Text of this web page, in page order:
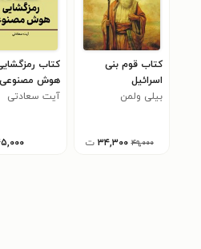
کتاب قوم بنی
اسرائیل
بیلی ولمن
۴۹,۰۰۰ ۳۴,۳۰۰ ت
کتاب
هوش مصنوعی
آیت سعادتی